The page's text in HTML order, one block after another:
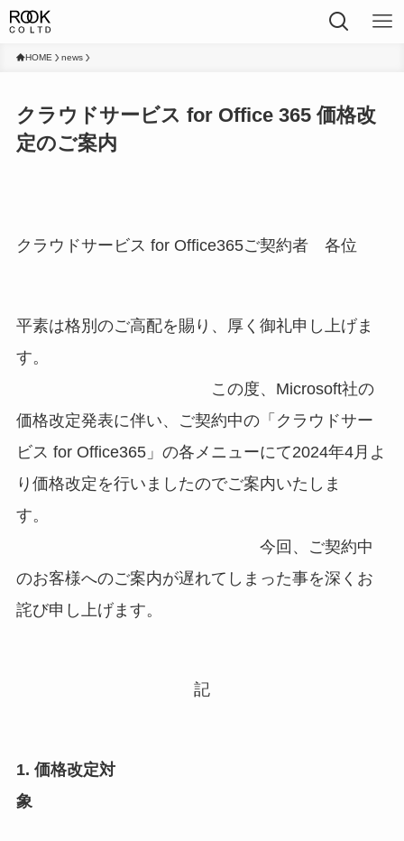
HOME news
クラウドサービス for Office 365 価格改
定のご案内
クラウドサービス for Office365ご契約者 各位
平素は格別のご高配を賜り、厚く御礼申し上げま
す。
この度、Microsoft社の
価格改定発表に伴い、ご契約中の「クラウドサー
ビス for Office365」の各メニューにて2024年4月よ
り価格改定を行いましたのでご案内いたしま
す。
今回、ご契約中
のお客様へのご案内が遅れてしまった事を深くお
詫び申し上げます。
記
1. 価格改定対
象